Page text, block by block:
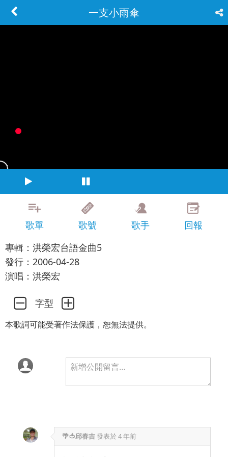
一支小雨傘
歌單 歌號 歌手
回報
專輯：洪榮宏台語金曲5
發行：2006-04-28
演唱：洪榮宏
字型
本歌詞可能受著作法保護，恕無法提供。
🌴🍅邱春吉發表於 4 年前